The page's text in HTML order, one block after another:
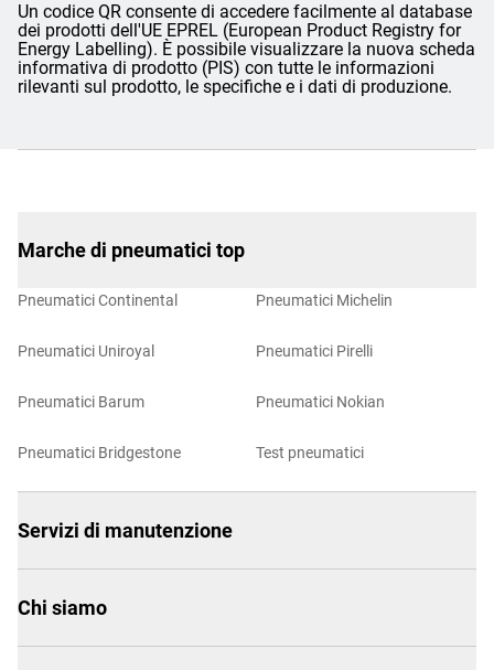
Un codice QR consente di accedere facilmente al database
dei prodotti dell'UE EPREL (European Product Registry for
Energy Labelling). È possibile visualizzare la nuova scheda
informativa di prodotto (PIS) con tutte le informazioni
rilevanti sul prodotto, le specifiche e i dati di produzione.
Marche di pneumatici top
Pneumatici Continental
Pneumatici Uniroyal
Pneumatici Barum
Pneumatici Bridgestone
Pneumatici Michelin
Pneumatici Pirelli
Pneumatici Nokian
Test pneumatici
Servizi di manutenzione
Chi siamo